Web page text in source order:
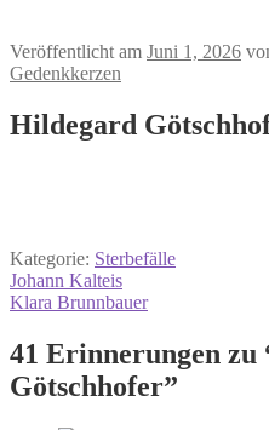
Veröffentlicht am Juni 1, 2026
Gedenkkerzen
Hildegard
Kategorie: Sterbefälle
Beitrags-
Navigation
Vorheriger
Beitrag:
Johann Kalteis
Nächster
Klara Brunnbauer
41 Erinnerungen zu
Götschhofer”